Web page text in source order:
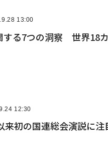
13:00
する7つの洞察 世界18
12:30
来初の国連総会演説に注